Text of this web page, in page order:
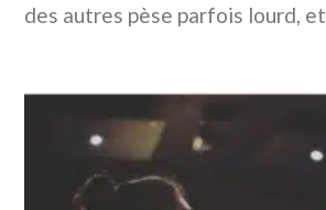
des autres pèse parfois lourd,